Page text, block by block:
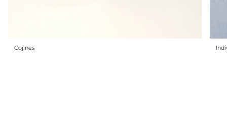
Cojines